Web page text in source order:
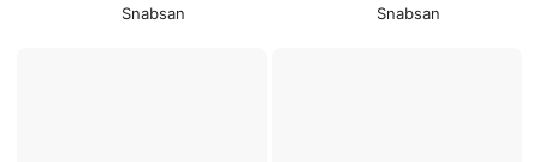
Snabsan
Snabsan